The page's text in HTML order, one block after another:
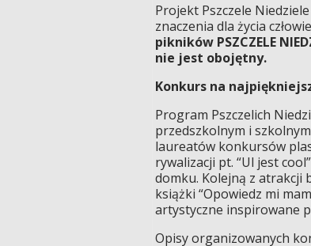
Projekt Pszczele
znaczenia dla życia
pikników PSZCZELE
nie jest obojętny.
Konkurs na
Program Pszczelich
przedszkolnym i
laureatów konkursów
rywalizacji pt. “Ul jest
domku. Kolejną z atrakcji
książki “Opowiedz mi
artystyczne inspirowane
Opisy organizowanych